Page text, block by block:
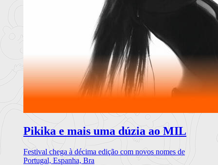
Pikika e mais uma dúzia ao MIL
Festival chega à décima edição com novos nomes de
Portugal, Espanha, Bra